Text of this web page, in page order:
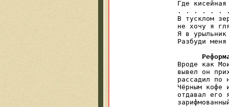
Где
. . . . . .
В тусклом
не хочу я
Я в
Разбуди
Вроде как
вывел он
рассадил по
Чёрным кофе
отдавал его